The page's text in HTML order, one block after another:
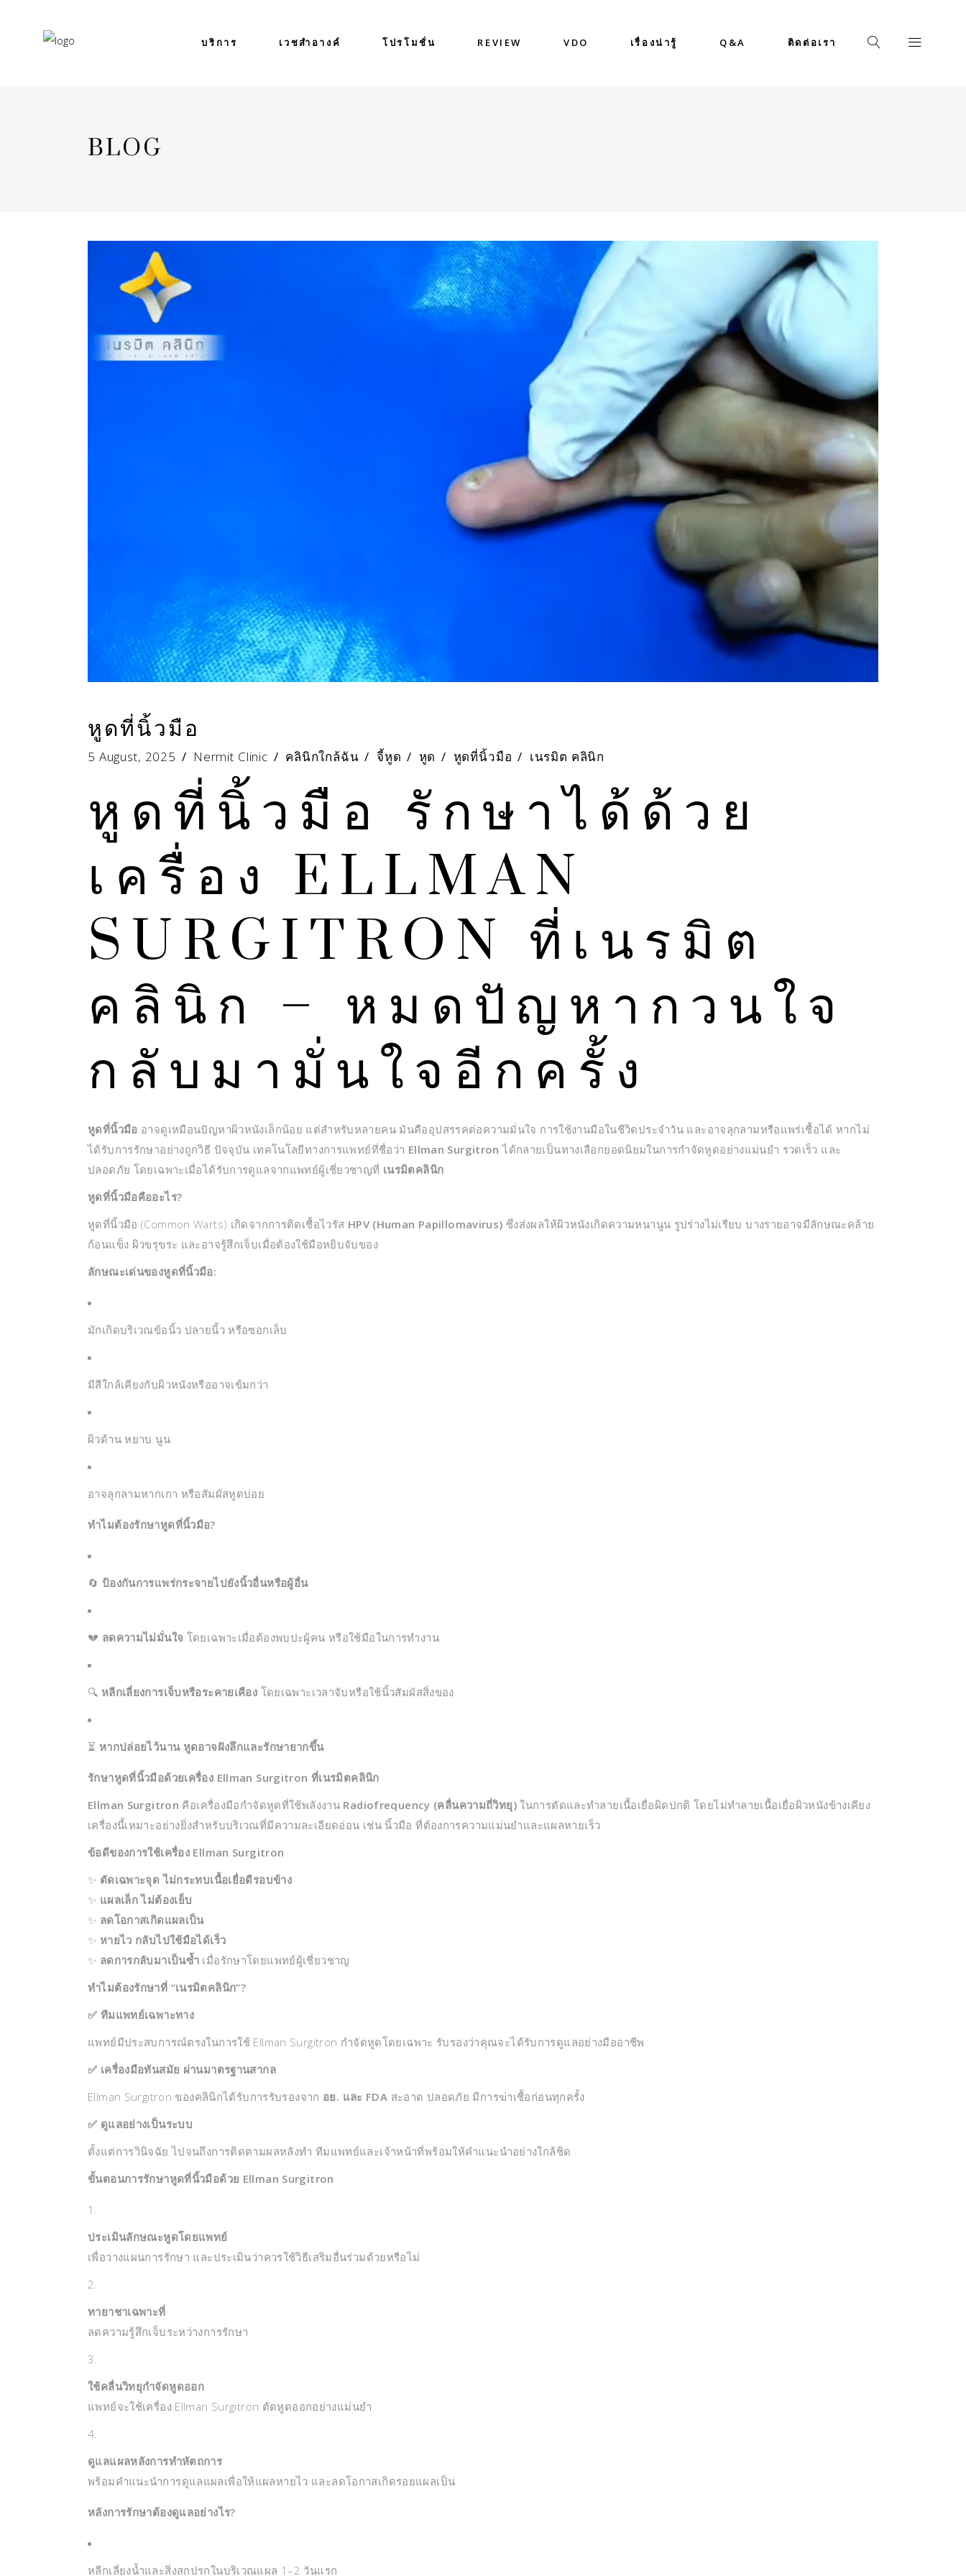
บริการ เวชสำอางค์ โปรโมชั่น REVIEW VDO เรื่องน่ารู้ Q&A ติดต่อเรา
BLOG
หูดที่นิ้วมือ
5 August, 2025 Nermit Clinic คลินิกใกล้ฉัน / จี้หูด / หูด / หูดที่นิ้วมือ / เนรมิต คลินิก
หูดที่นิ้วมือ รักษาได้ด้วย
เครื่อง ELLMAN
SURGITRON ที่เนรมิต
คลินิก – หมดปัญหากวนใจ
กลับมามั่นใจอีกครั้ง
หูดที่นิ้วมือ อาจดูเหมือนปัญหาผิวหนังเล็กน้อย แต่สำหรับหลายคน มันคืออุปสรรคต่อความมั่นใจ การใช้งานมือในชีวิตประจำวัน และอาจลุกลามหรือแพร่เชื้อได้ หากไม่
ได้รับการรักษาอย่างถูกวิธี ปัจจุบัน เทคโนโลยีทางการแพทย์ที่ชื่อว่า Ellman Surgitron ได้กลายเป็นทางเลือกยอดนิยมในการกำจัดหูดอย่างแม่นยำ รวดเร็ว และ
ปลอดภัย โดยเฉพาะเมื่อได้รับการดูแลจากแพทย์ผู้เชี่ยวชาญที่ เนรมิตคลินิก
หูดที่นิ้วมือคืออะไร?
หูดที่นิ้วมือ (Common Warts) เกิดจากการติดเชื้อไวรัส HPV (Human Papillomavirus) ซึ่งส่งผลให้ผิวหนังเกิดความหนานูน รูปร่างไม่เรียบ บางรายอาจมีลักษณะคล้าย
ก้อนแข็ง ผิวขรุขระ และอาจรู้สึกเจ็บเมื่อต้องใช้มือหยิบจับของ
ลักษณะเด่นของหูดที่นิ้วมือ:
มักเกิดบริเวณข้อนิ้ว ปลายนิ้ว หรือซอกเล็บ
มีสีใกล้เคียงกับผิวหนังหรืออาจเข้มกว่า
ผิวด้าน หยาบ นูน
อาจลุกลามหากเกา หรือสัมผัสหูดบ่อย
ทำไมต้องรักษาหูดที่นิ้วมือ?
🔄 ป้องกันการแพร่กระจายไปยังนิ้วอื่นหรือผู้อื่น
💔 ลดความไม่มั่นใจ โดยเฉพาะเมื่อต้องพบปะผู้คน หรือใช้มือในการทำงาน
🔍 หลีกเลี่ยงการเจ็บหรือระคายเคือง โดยเฉพาะเวลาจับหรือใช้นิ้วสัมผัสสิ่งของ
⏳ หากปล่อยไว้นาน หูดอาจฝังลึกและรักษายากขึ้น
รักษาหูดที่นิ้วมือด้วยเครื่อง Ellman Surgitron ที่เนรมิตคลินิก
Ellman Surgitron คือเครื่องมือกำจัดหูดที่ใช้พลังงาน Radiofrequency (คลื่นความถี่วิทยุ)ในการตัดและทำลายเนื้อเยื่อผิดปกติ โดยไม่ทำลายเนื้อเยื่อผิวหนังข้างเคียง
เครื่องนี้เหมาะอย่างยิ่งสำหรับบริเวณที่มีความละเอียดอ่อน เช่น นิ้วมือ ที่ต้องการความแม่นยำและแผลหายเร็ว
ข้อดีของการใช้เครื่อง Ellman Surgitron
✨ ตัดเฉพาะจุด ไม่กระทบเนื้อเยื่อดีรอบข้าง
✨ แผลเล็ก ไม่ต้องเย็บ
✨ ลดโอกาสเกิดแผลเป็น
✨ หายไว กลับไปใช้มือได้เร็ว
✨ ลดการกลับมาเป็นซ้ำ เมื่อรักษาโดยแพทย์ผู้เชี่ยวชาญ
ทำไมต้องรักษาที่ “เนรมิตคลินิก”?
✅ ทีมแพทย์เฉพาะทาง
แพทย์มีประสบการณ์ตรงในการใช้ Ellman Surgitron กำจัดหูดโดยเฉพาะ รับรองว่าคุณจะได้รับการดูแลอย่างมืออาชีพ
✅ เครื่องมือทันสมัย ผ่านมาตรฐานสากล
Ellman Surgitron ของคลินิกได้รับการรับรองจาก อย. และ FDA สะอาด ปลอดภัย มีการฆ่าเชื้อก่อนทุกครั้ง
✅ ดูแลอย่างเป็นระบบ
ตั้งแต่การวินิจฉัย ไปจนถึงการติดตามผลหลังทำ ทีมแพทย์และเจ้าหน้าที่พร้อมให้คำแนะนำอย่างใกล้ชิด
ขั้นตอนการรักษาหูดที่นิ้วมือด้วย Ellman Surgitron
ประเมินลักษณะหูดโดยแพทย์
เพื่อวางแผนการรักษา และประเมินว่าควรใช้วิธีเสริมอื่นร่วมด้วยหรือไม่
ทายาชาเฉพาะที่
ลดความรู้สึกเจ็บระหว่างการรักษา
ใช้คลื่นวิทยุกำจัดหูดออก
แพทย์จะใช้เครื่อง Ellman Surgitron ตัดหูดออกอย่างแม่นยำ
ดูแลแผลหลังการทำหัตถการ
พร้อมคำแนะนำการดูแลแผลเพื่อให้แผลหายไว และลดโอกาสเกิดรอยแผลเป็น
หลังการรักษาต้องดูแลอย่างไร?
หลีกเลี่ยงน้ำและสิ่งสกปรกในบริเวณแผล 1–2 วันแรก